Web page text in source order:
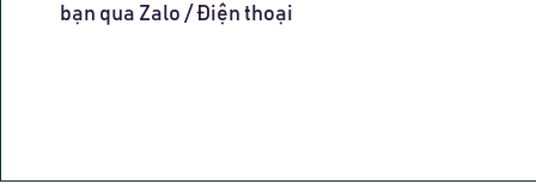
bạn qua Zalo / Điện thoại